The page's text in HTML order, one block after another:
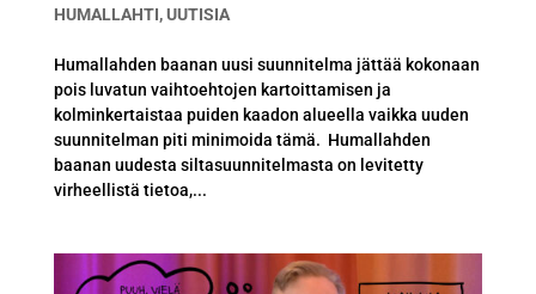
HUMALLAHTI,UUTISIA
Humallahden baanan uusi suunnitelma jättää kokonaan
pois luvatun vaihtoehtojen kartoittamisen ja
kolminkertaistaa puiden kaadon alueella vaikka uuden
suunnitelman piti minimoida tämä. Humallahden
baanan uudesta siltasuunnitelmasta on levitetty
virheellistä tietoa,...